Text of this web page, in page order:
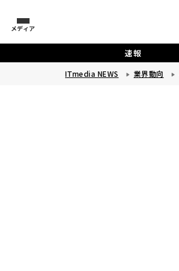
メディア
速報
ITmedia NEWS 業界動向